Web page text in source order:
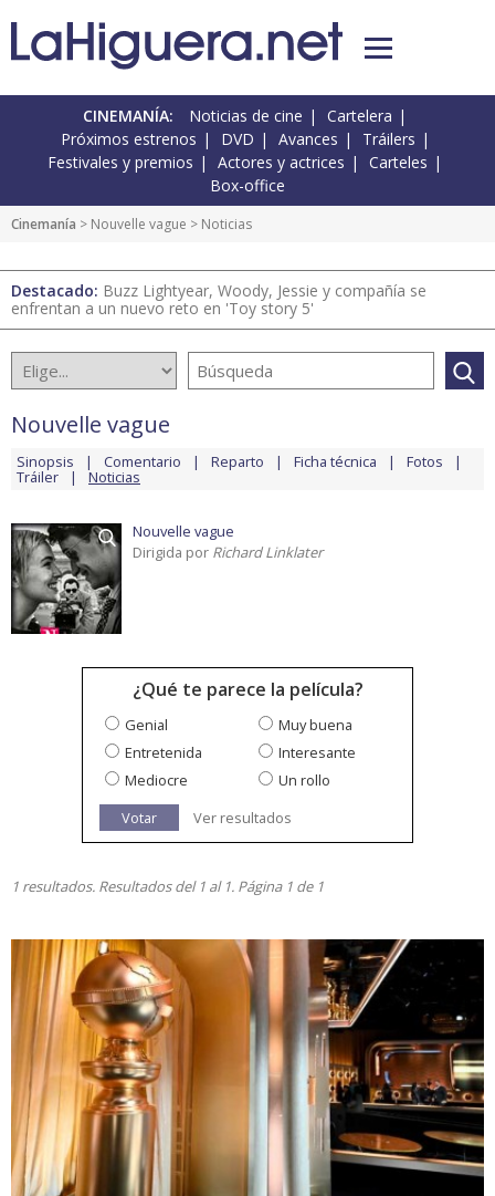
CINEMANÍA: Noticias de cine
Cartelera
Próximos estrenos
DVD Avances
Tráilers
Festivales y premios
Actores y actrices
Carteles
Box-office
Cinemanía > Nouvelle vague > Noticias
Destacado: Buzz Lightyear, Woody, Jessie y compañía se
enfrentan a un nuevo reto en 'Toy story 5'
Nouvelle vague
Sinopsis Comentario Reparto Ficha técnica Fotos
Tráiler Noticias
Nouvelle vague
Dirigida por Richard Linklater
¿Qué te parece la película?
Genial
Muy buena
Entretenida
Interesante
Mediocre
Un rollo
Votar
Ver resultados
1 resultados. Resultados del 1 al 1. Página 1 de 1